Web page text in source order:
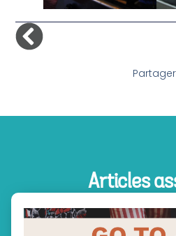
Articles